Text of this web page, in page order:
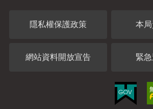
隱私權保護政策 本
網站資料開放宣告 緊